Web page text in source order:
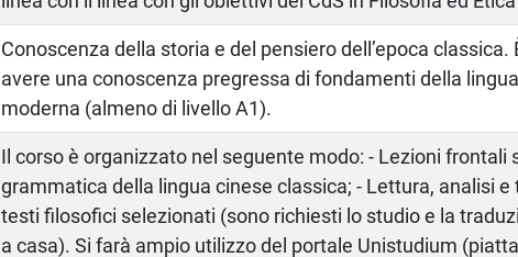
Conoscenza della storia e del pensiero dell’epoca classica.
avere una conoscenza pregressa di fondamenti della
moderna (almeno di livello A1).
Il corso è organizzato nel seguente modo: - Lezioni frontali
grammatica della lingua cinese classica; - Lettura, analisi e
testi filosofici selezionati (sono richiesti lo studio e la
a casa). Si farà ampio utilizzo del portale Unistudium